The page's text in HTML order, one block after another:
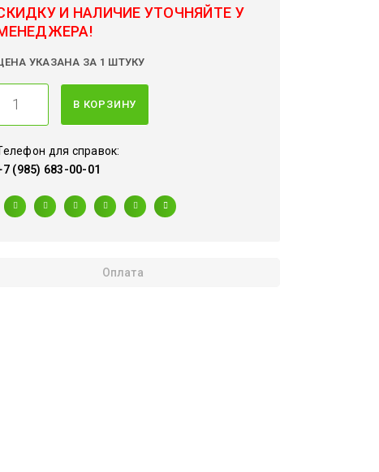
И НАЛИЧИЕ УТОЧНЯЙТЕ У
УКАЗАНА ЗА 1 ШТУКУ
В КОРЗИНУ
для справок:
(985) 683-00-01
Оплата